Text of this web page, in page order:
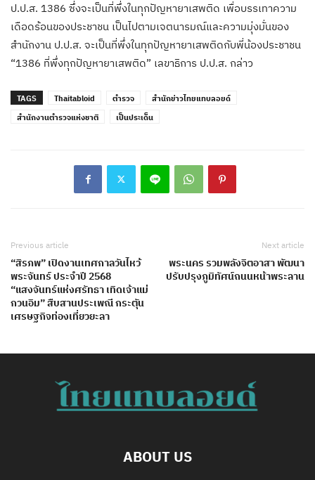
ป.ป.ส. 1386 ซึ่งจะเป็นที่พึ่งในทุกปัญหายาเสพติด เพื่อบรรเทาความ
เดือดร้อนของประชาชน เป็นไปตามเจตนารมณ์และความมุ่งมั่นของ
สำนักงาน ป.ป.ส. จะเป็นที่พึ่งในทุกปัญหายาเสพติดกับพี่น้องประชาชน
“1386 ที่พึ่งทุกปัญหายาเสพติด” เลขาธิการ ป.ป.ส. กล่าว
TAGS Thaitabloid ตำรวจ
สำนักข่าวไทยแทบลอยด์
สำนักงานตำรวจแห่งชาติ
เป็นประเด็น
Previous article
“สิรภพ” เปิดงานเทศกาลวันไหว้
พระจันทร์ ประจำปี 2568
“แสงจันทร์แห่งศรัทธา เทิดเจ้าแม่
กวนอิม” สืบสานประเพณี กระตุัน
เศรษฐกิจท่องเที่ยวยะลา
Next article
พระนคร รวมพลังจิตอาสา พัฒนา
ปรับปรุงภูมิทัศน์ถนนหน้าพระลาน
ABOUT US